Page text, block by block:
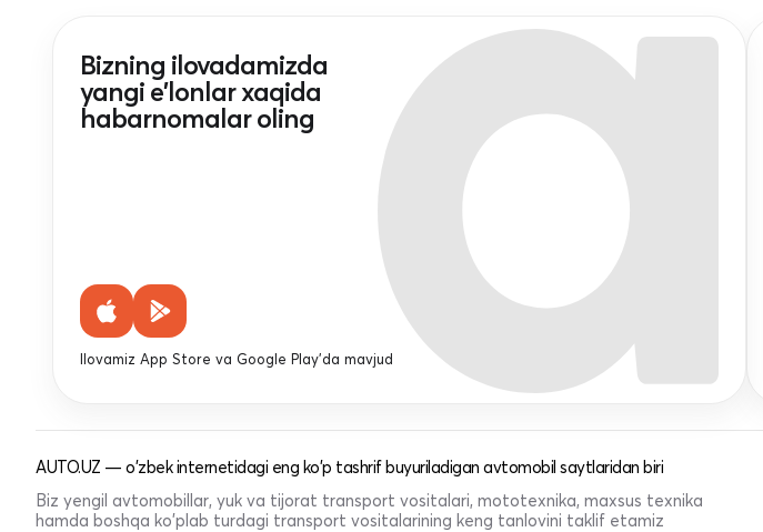
Bizning ilovadamizda
yangi e'lonlar xaqida
habarnomalar oling
Ilovamiz App Store va Google Play'da mavjud
AUTO.UZ — o'zbek internetidagi eng ko'p tashrif buyuriladigan avtomobil saytlaridan biri
Biz yengil avtomobillar, yuk va tijorat transport vositalari, mototexnika, maxsus texnika
hamda boshqa ko'plab turdagi transport vositalarining keng tanlovini taklif etamiz